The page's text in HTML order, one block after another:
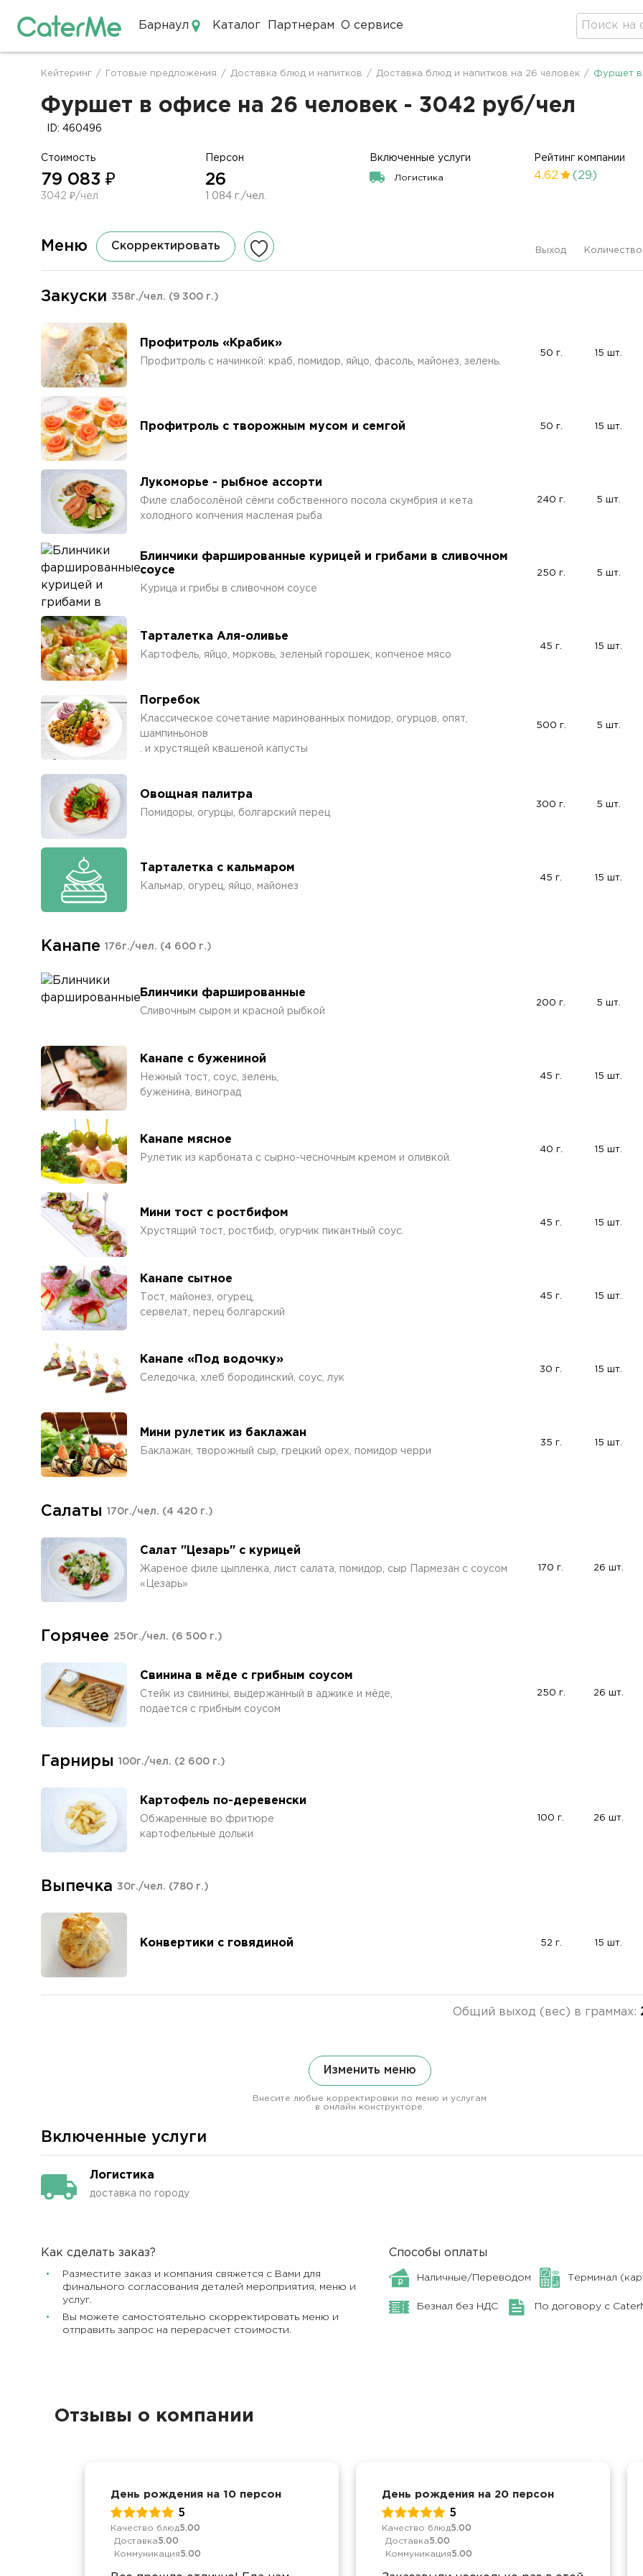
Барнаул Каталог Партнерам О сервисе
Строка
навигации
Кейтеринг / Готовые предложения / Доставка блюд и напитков / Доставка блюд и напитков на 26 человек / Фуршет в
Фуршет в офисе на 26 человек - 3042 руб/чел
ID: 460496
Стоимость
79 083 ₽
3042 ₽/чел
Персон
26
1 084 г./чел.
Включенные услуги
Логистика
Рейтинг компании
4.62 (29)
Меню Скорректировать Выход Количество
Закуски 358г./чел. (9 300 г.)
Профитроль «Крабик»
Профитроль с начинкой: краб, помидор, яйцо, фасоль, майонез, зелень.
50 г. 15 шт.
Профитроль с творожным мусом и семгой 50 г. 15 шт.
Лукоморье - рыбное ассорти
Филе слабосолёной сёмги собственного посола скумбрия и кета
холодного копчения масленая рыба
240 г. 5 шт.
Блинчики фаршированные курицей и грибами в сливочном
соусе
Курица и грибы в сливочном соусе
250 г. 5 шт.
Тарталетка Аля-оливье
Картофель, яйцо, морковь, зеленый горошек, копченое мясо
45 г. 15 шт.
Погребок
Классическое сочетание маринованных помидор, огурцов, опят,
шампиньонов
. и хрустящей квашеной капусты
500 г. 5 шт.
Овощная палитра
Помидоры, огурцы, болгарский перец
300 г. 5 шт.
Тарталетка с кальмаром
Кальмар, огурец, яйцо, майонез
45 г. 15 шт.
Канапе 176г./чел. (4 600 г.)
Блинчики фаршированные
Сливочным сыром и красной рыбкой
200 г. 5 шт.
Канапе с бужениной
Нежный тост, соус, зелень,
буженина, виноград
45 г. 15 шт.
Канапе мясное
Рулетик из карбоната с сырно-чесночным кремом и оливкой.
40 г. 15 шт.
Мини тост с ростбифом
Хрустящий тост, ростбиф, огурчик пикантный соус.
45 г. 15 шт.
Канапе сытное
Тост, майонез, огурец,
сервелат, перец болгарский
45 г. 15 шт.
Канапе «Под водочку»
Селедочка, хлеб бородинский, соус, лук
30 г. 15 шт.
Мини рулетик из баклажан
Баклажан, творожный сыр, грецкий орех, помидор черри
35 г. 15 шт.
Салаты 170г./чел. (4 420 г.)
Салат "Цезарь" с курицей
Жареное филе цыпленка, лист салата, помидор, сыр Пармезан с соусом
«Цезарь»
170 г. 26 шт.
Горячее 250г./чел. (6 500 г.)
Свинина в мёде с грибным соусом
Стейк из свинины, выдержанный в аджике и мёде,
подается с грибным соусом
250 г. 26 шт.
Гарниры 100г./чел. (2 600 г.)
Картофель по-деревенски
Обжаренные во фритюре
картофельные дольки
100 г. 26 шт.
Выпечка 30г./чел. (780 г.)
Конвертики с говядиной 52 г. 15 шт.
Общий выход (вес) в граммах:
Изменить меню
Внесите любые корректировки по меню и услугам
в онлайн конструкторе.
Включенные услуги
Логистика
доставка по городу
Как сделать заказ?
Разместите заказ и компания свяжется с Вами для
финального согласования деталей мероприятия, меню и
услуг.
Вы можете самостоятельно скорректировать меню и
отправить запрос на перерасчет стоимости.
Способы оплаты
Наличные/Переводом Терминал
Безнал без НДС По договору с
Отзывы о компании
День рождения на 10 персон
5
Качество блюд5.00
Доставка5.00
Коммуникация5.00
День рождения на 20 персон
5
Качество блюд5.00
Доставка5.00
Коммуникация5.00